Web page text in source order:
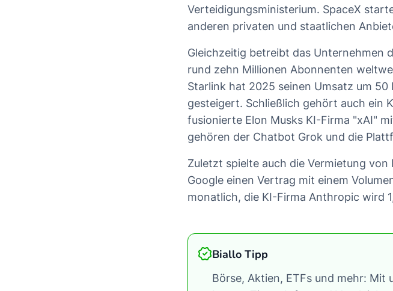
Verteidigungsministerium. SpaceX
anderen privaten und staatlichen
Gleichzeitig betreibt das Unternehmen
rund zehn Millionen Abonnenten
Starlink hat 2025 seinen Umsatz um
gesteigert. Schließlich gehört auch ein
fusionierte Elon Musks KI-Firma "xAI"
gehören der Chatbot Grok und die
Zuletzt spielte auch die Vermietung
Google einen Vertrag mit einem
monatlich, die KI-Firma Anthropic wird
Biallo Tipp
Börse, Aktien, ETFs und mehr: Mit